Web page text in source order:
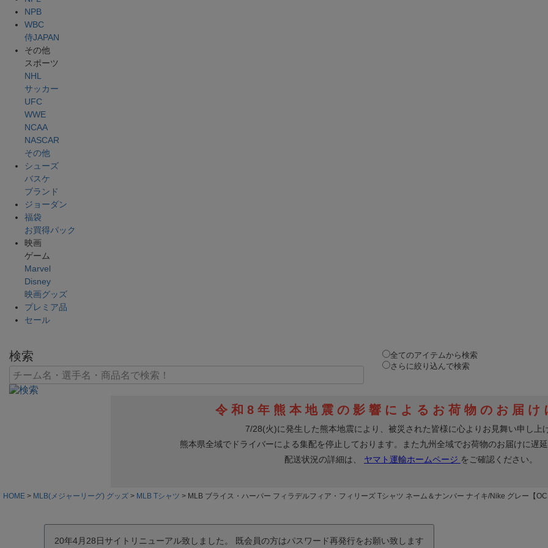
NPB
WBC
侍JAPAN
その他
スポーツ
NHL
サッカー
UFC
WWE
NCAA
NASCAR
その他
シューズ
バスケ
ブランド
ジョーダン
福袋
お買得パック
映画
ゲーム
Marvel
Disney
映画グッズ
プレミア品
セール
検索
全てのアイテムから検索
さらに絞り込んで検索
HOME MLB(メジャーリーグ) グッズ MLB Tシャツ MLB ブライス・ハーパー フィラデルフィア・フィリーズ Tシャツ ネーム＆ナンバー ナイキ/Nike グレー【
20年4月28日サイトリニューアル致しました。 既会員の方はパスワード再発行をお願い致します